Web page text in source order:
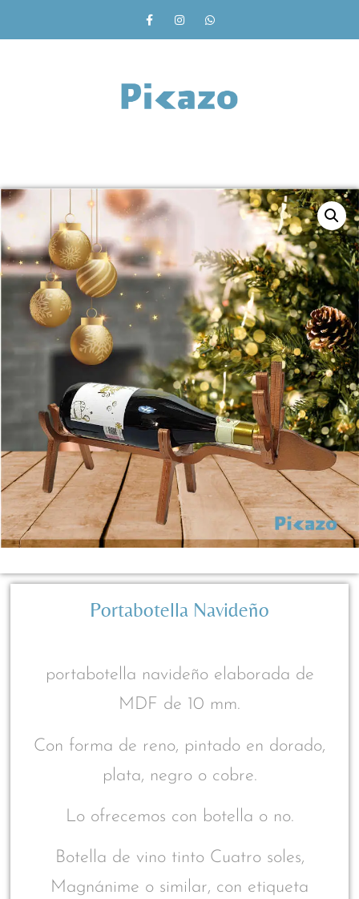
Portabotella Navideño
portabotella navideño elaborada de
MDF de 10 mm.
Con forma de reno, pintado en dorado,
plata, negro o cobre.
Lo ofrecemos con botella o no.
Botella de vino tinto Cuatro soles,
Magnánime o similar, con etiqueta